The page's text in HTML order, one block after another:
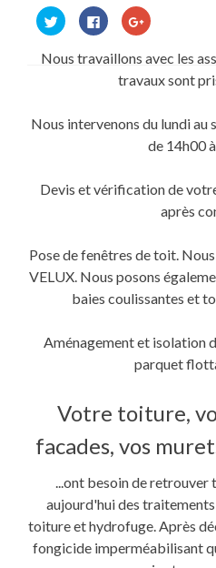
Cliquez
pour
partager
Twitter(ouvre
Cliquez
pour
partager
sur
Facebook(ouvre
dans
une
Cliquez
pour
Google+
dans
fenêtre)
Nous travaillons avec les
travaux sont
Nous intervenons du lundi au
de 14h00
Devis et vérification de
après
Pose de fenêtres de toit.
VELUX. Nous posons
baies coulissantes et
Aménagement et isolation
parquet
Votre toiture,
facades, vos
...ont besoin de retrouver
aujourd'hui des
toiture et hydrofuge. Après
fongicide imperméabilisant